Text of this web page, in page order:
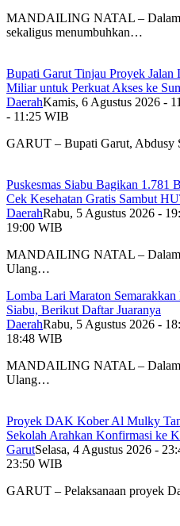
MANDAILING NATAL – Dalam
sekaligus menumbuhkan…
Bupati Garut Tinjau Proyek Jalan
Miliar untuk Perkuat Akses ke
DaerahKamis, 6 Agustus 2026 -
- 11:25 WIB
GARUT – Bupati Garut,
Puskesmas Siabu Bagikan 1.781
Cek Kesehatan Gratis Sambut
DaerahRabu, 5 Agustus 2026 -
19:00 WIB
MANDAILING NATAL – Dalam
Ulang…
Lomba Lari Maraton
Siabu, Berikut Daftar Juaranya
DaerahRabu, 5 Agustus 2026 -
18:48 WIB
MANDAILING NATAL – Dalam
Ulang…
Proyek DAK Kober Al Mulky
Sekolah Arahkan Konfirmasi ke
GarutSelasa, 4 Agustus 2026 -
23:50 WIB
GARUT – Pelaksanaan proyek